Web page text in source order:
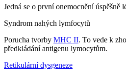
Jedná se o první onemocnění úspěšně
Syndrom nahých lymfocytů
Porucha tvorby MHC II. To vede k
předkládání antigenu lymocytům.
Retikulární dysgeneze